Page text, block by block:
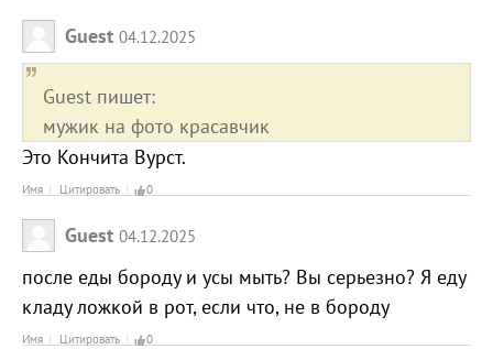
Guest 04.12.2025
Guest пишет:
мужик на фото красавчик
Это Кончита Вурст.
Имя Цитировать 0
Guest 04.12.2025
после еды бороду и усы мыть? Вы серьезно? Я еду
кладу ложкой в рот, если что, не в бороду
Имя Цитировать 0